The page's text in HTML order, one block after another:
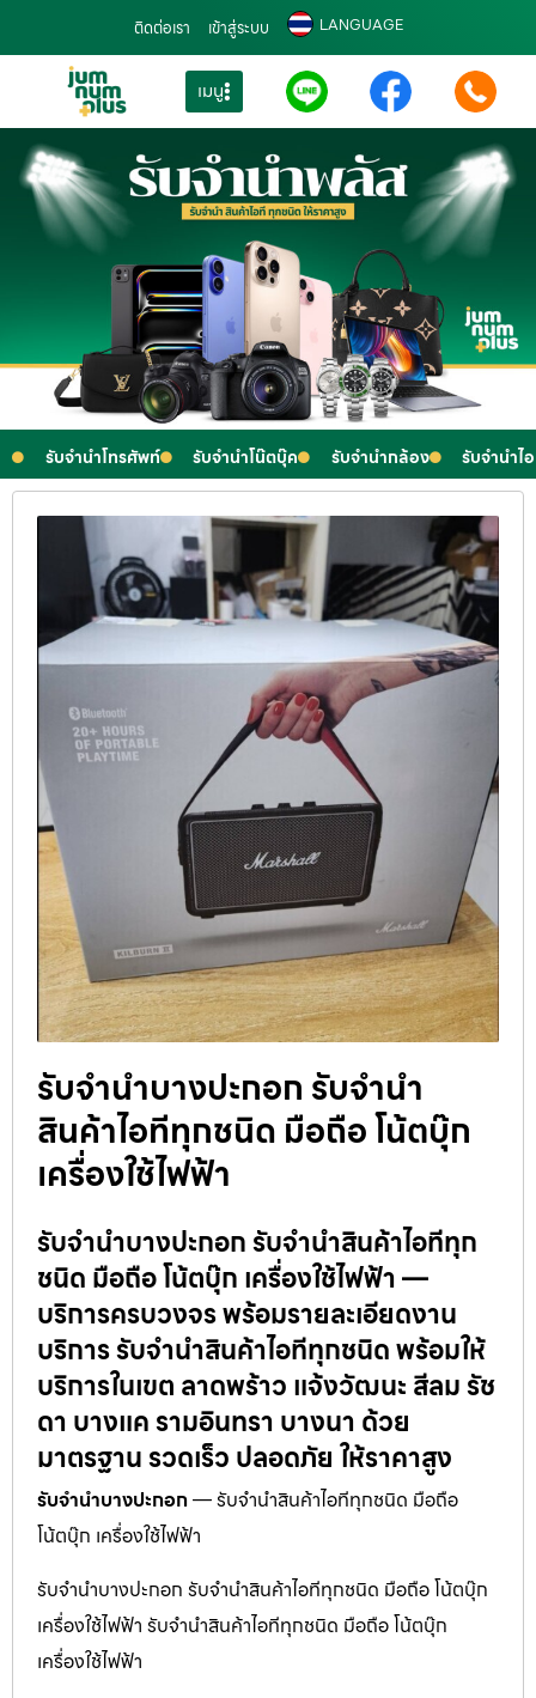
ติดต่อเรา เข้าสู่ระบบ LANGUAGE
เมนู
รับจำนำโทรศัพท์ รับจำนำโน๊ตบุ๊ค รับจำนำกล้อง รับจำนำไ
รับจำนำบางปะกอก รับจำนำ
สินค้าไอทีทุกชนิด มือถือ โน้ตบุ๊ก
เครื่องใช้ไฟฟ้า
รับจำนำบางปะกอก รับจำนำสินค้าไอทีทุก
ชนิด มือถือ โน้ตบุ๊ก เครื่องใช้ไฟฟ้า —
บริการครบวงจร พร้อมรายละเอียดงาน
บริการ รับจำนำสินค้าไอทีทุกชนิด พร้อมให้
บริการในเขต ลาดพร้าว แจ้งวัฒนะ สีลม รัช
ดา บางแค รามอินทรา บางนา ด้วย
มาตรฐาน รวดเร็ว ปลอดภัย ให้ราคาสูง
รับจำนำบางปะกอก— รับจำนำสินค้าไอทีทุกชนิด มือถือ
โน้ตบุ๊ก เครื่องใช้ไฟฟ้า
รับจำนำบางปะกอก รับจำนำสินค้าไอทีทุกชนิด มือถือ โน้ตบุ๊ก
เครื่องใช้ไฟฟ้า รับจำนำสินค้าไอทีทุกชนิด มือถือ โน้ตบุ๊ก
เครื่องใช้ไฟฟ้า